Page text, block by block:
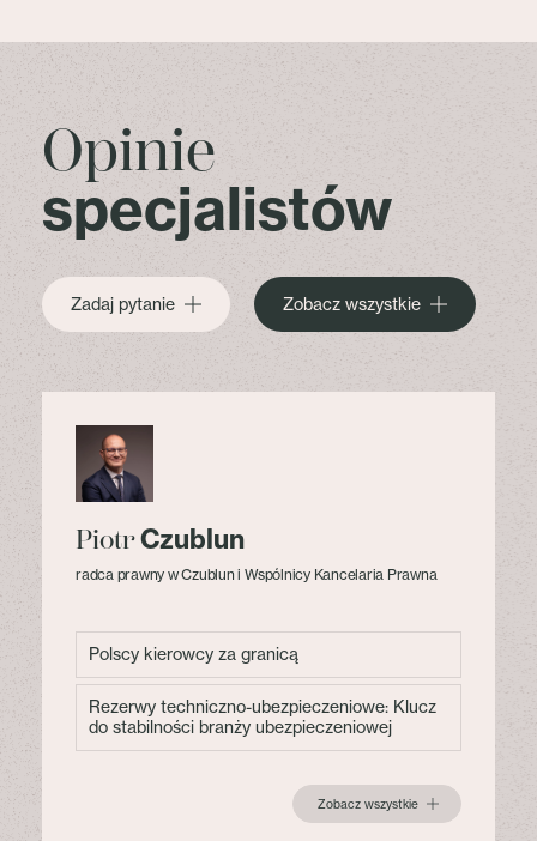
Opinie
specjalistów
Zadaj pytanie Zobacz wszystkie
PiotrCzublun
radca prawny w Czublun i Wspólnicy Kancelaria Prawna
Polscy kierowcy za granicą
Rezerwy techniczno-ubezpieczeniowe: Klucz
do stabilności branży ubezpieczeniowej
Zobacz wszystkie